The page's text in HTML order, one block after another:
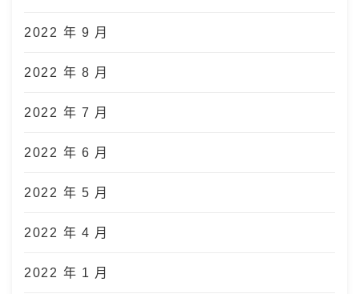
2022 年 9 月
2022 年 8 月
2022 年 7 月
2022 年 6 月
2022 年 5 月
2022 年 4 月
2022 年 1 月